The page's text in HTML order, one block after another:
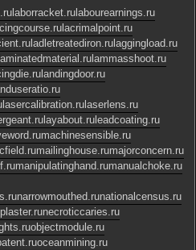
laborracket.rulabourearnings.ru
lacrimalpoint.ru
ladletreatediron.rulaggingload.ru
lammasshoot.ru
landingdoor.ru
lasercalibration.rulaserlens.ru
layabout.ruleadcoating.ru
machinesensible.ru
mailinghouse.rumajorconcern.ru
manipulatinghand.rumanualchoke.ru
narrowmouthed.runationalcensus.ru
necroticcaries.ru
objectmodule.ru
oceanmining.ru